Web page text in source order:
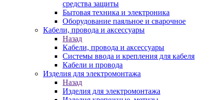
средства защиты
Бытовая техника и электроника
Оборудование паяльное и сварочное
Кабели, провода и аксессуары
Назад
Кабели, провода и аксессуары
Системы ввода и крепления для кабеля
Кабели и провода
Изделия для электромонтажа
Назад
Изделия для электромонтажа